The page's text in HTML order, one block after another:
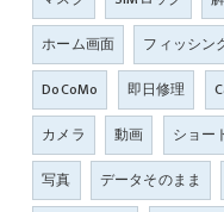
ホーム画面
フィッシン
DoCoMo
即日修理
カメラ
動画 ショー
写真
データそのまま